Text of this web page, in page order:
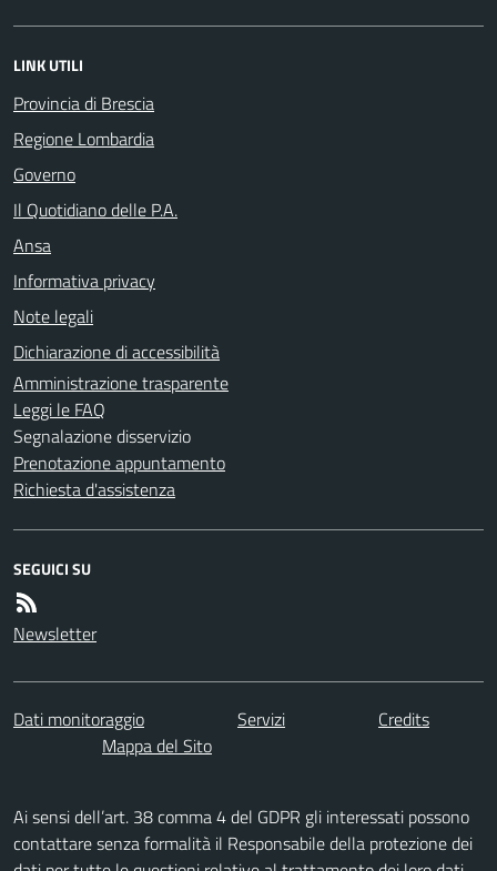
LINK UTILI
Provincia di Brescia
Regione Lombardia
Governo
Il Quotidiano delle P.A.
Ansa
Informativa privacy
Note legali
Dichiarazione di accessibilità
Amministrazione trasparente
Leggi le FAQ
Segnalazione disservizio
Prenotazione appuntamento
Richiesta d'assistenza
SEGUICI SU
Newsletter
Dati monitoraggio Servizi
Credits
Mappa del Sito
Ai sensi dell’art. 38 comma 4 del GDPR gli interessati possono
contattare senza formalità il Responsabile della protezione dei